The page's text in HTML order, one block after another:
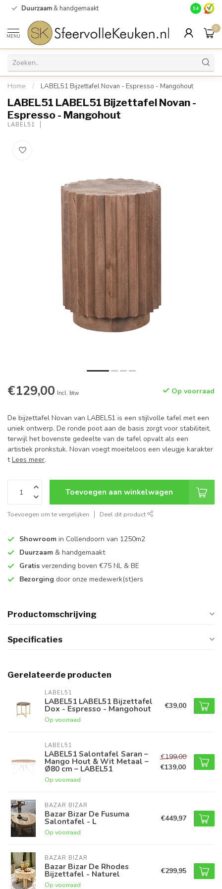
Duurzaam & handgemaakt Gratis
9.4
MENU
0
Home / LABEL51 Bijzettafel Novan - Espresso - Mangohout
LABEL51 LABEL51 Bijzettafel Novan -
Espresso - Mangohout
LABEL51
€129,00 Incl. btw Op voorraad
De bijzettafel Novan van LABEL51 is een stijlvolle tafel met een
uniek ontwerp. De ronde poot aan de basis zorgt voor stabiliteit,
terwijl het bovenste gedeelte van de tafel opvalt als een
artistiek pronkstuk. Novan voegt moeiteloos een vleugje karakter
tLees meer.
Toevoegen aan winkelwagen
Toevoegen om te vergelijken Deel dit product
Showroom in Collendoorn van 1250m2
Duurzaam & handgemaakt
Gratis verzending boven €75 NL & BE
Bezorging door onze medewerk(st)ers
Productomschrijving
Specificaties
Gerelateerde producten
LABEL51
LABEL51 LABEL51 Bijzettafel
Dox - Espresso - Mangohout
Op voorraad
€39,00
LABEL51
LABEL51 Salontafel Saran –
Mango Hout & Wit Metaal –
Ø80 cm – LABEL51
Op voorraad
€199,00
€139,00
BAZAR BIZAR
Bazar Bizar De Fusuma
Salontafel - L
Op voorraad
€449,97
BAZAR BIZAR
Bazar Bizar De Rhodes
Bijzettafel - Naturel
Op voorraad
€299,95